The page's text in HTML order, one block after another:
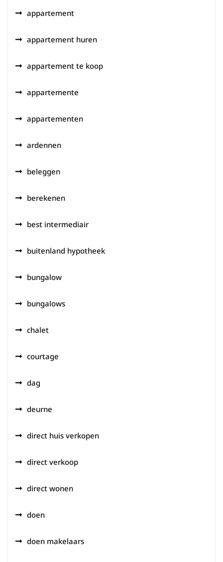
appartement
appartement huren
appartement te koop
appartemente
appartementen
ardennen
beleggen
berekenen
best intermediair
buitenland hypotheek
bungalow
bungalows
chalet
courtage
dag
deurne
direct huis verkopen
direct verkoop
direct wonen
doen
doen makelaars